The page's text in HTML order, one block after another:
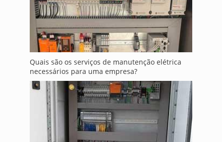
Quais são os serviços de manutenção elétrica
necessários para uma empresa?